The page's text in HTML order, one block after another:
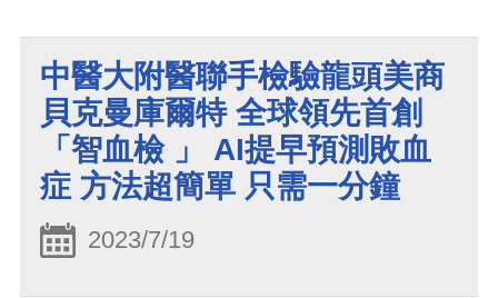
中醫大附醫聯手檢驗龍頭美商
貝克曼庫爾特 全球領先首創
「智血檢 」 AI提早預測敗血
症 方法超簡單 只需一分鐘
2023/7/19